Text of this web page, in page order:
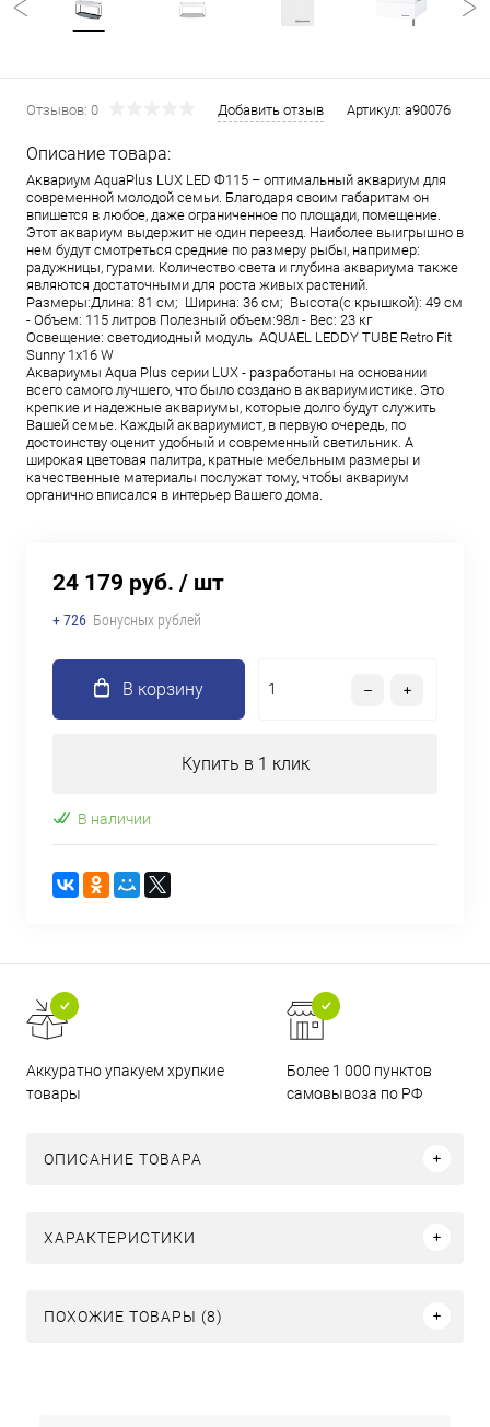
Отзывов: 0 Добавить отзыв Артикул: a90076
Описание товара:
Аквариум AquaPlus LUX LED Ф115 – оптимальный аквариум для
современной молодой семьи. Благодаря своим габаритам он
впишется в любое, даже ограниченное по площади, помещение.
Этот аквариум выдержит не один переезд. Наиболее выигрышно в
нем будут смотреться средние по размеру рыбы, например:
радужницы, гурами. Количество света и глубина аквариума также
являются достаточными для роста живых растений.
Размеры:Длина: 81 см; Ширина: 36 см; Высота(с крышкой): 49 см
- Объем: 115 литров Полезный объем:98л - Вес: 23 кг
Освещение: светодиодный модуль AQUAEL LEDDY TUBE Retro Fit
Sunny 1х16 W
Аквариумы Aqua Plus серии LUX - разработаны на основании
всего самого лучшего, что было создано в аквариумистике. Это
крепкие и надежные аквариумы, которые долго будут служить
Вашей семье. Каждый аквариумист, в первую очередь, по
достоинству оценит удобный и современный светильник. А
широкая цветовая палитра, кратные мебельным размеры и
качественные материалы послужат тому, чтобы аквариум
органично вписался в интерьер Вашего дома.
24 179 руб. / шт
+ 726 Бонусных рублей
В корзину
Купить в 1 клик
В наличии
Аккуратно упакуем хрупкие
товары
Более 1 000 пунктов
самовывоза по РФ
ОПИСАНИЕ ТОВАРА
ХАРАКТЕРИСТИКИ
ПОХОЖИЕ ТОВАРЫ (8)